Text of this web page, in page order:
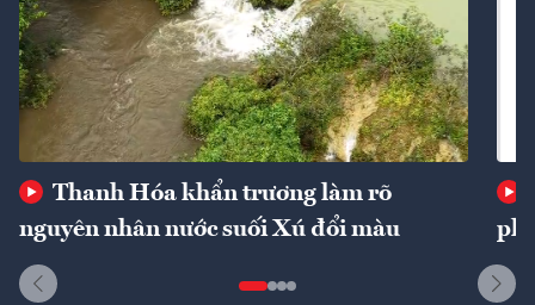
Thanh Hóa khẩn trương làm rõ
nguyên nhân nước suối Xú đổi màu
phí